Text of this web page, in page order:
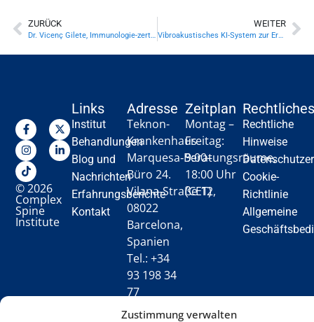
Zustimmung verwalten
ZURÜCK
Dr. Vicenç Gilete, Immunologie-zertifiziert durch Harvard
WEITER
Vibroakustisches KI-System zur Erkennung von Pedikelperforationen
© 2026
Complex
Spine
Institute
Links
Institut
Behandlungen
Blog und
Nachrichten
Erfahrungsberichte
Kontakt
Adresse
Teknon-
Krankenhaus
Marquesa‑Beratungsräume,
Büro 24.
Vilana‑Straße 12,
08022
Barcelona,
Spanien
Tel.: +34
93 198 34
77
[email protected]
Zeitplan
Montag –
Freitag:
9:00–
18:00 Uhr
(CET)
Rechtliche
Hinweise
Cookie-
Richtlinie
Allgemeine